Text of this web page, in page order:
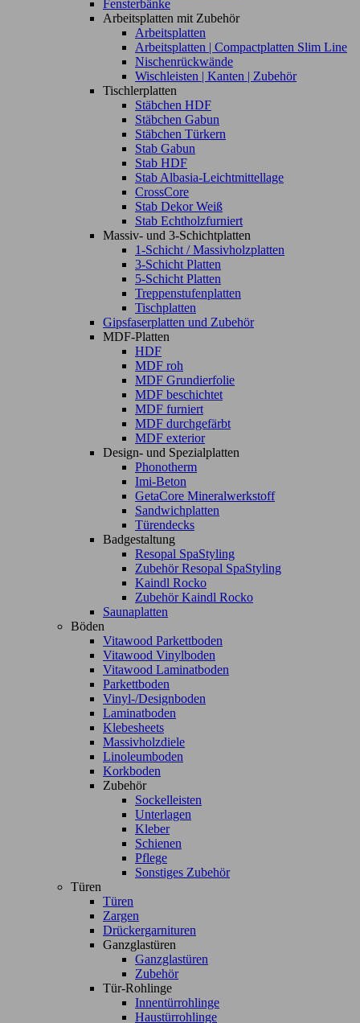
Fensterbänke
Arbeitsplatten mit Zubehör
Arbeitsplatten
Arbeitsplatten | Compactplatten Slim Line
Nischenrückwände
Wischleisten | Kanten | Zubehör
Tischlerplatten
Stäbchen HDF
Stäbchen Gabun
Stäbchen Türkern
Stab Gabun
Stab HDF
Stab Albasia-Leichtmittellage
CrossCore
Stab Dekor Weiß
Stab Echtholzfurniert
Massiv- und 3-Schichtplatten
1-Schicht / Massivholzplatten
3-Schicht Platten
5-Schicht Platten
Treppenstufenplatten
Tischplatten
Gipsfaserplatten und Zubehör
MDF-Platten
HDF
MDF roh
MDF Grundierfolie
MDF beschichtet
MDF furniert
MDF durchgefärbt
MDF exterior
Design- und Spezialplatten
Phonotherm
Imi-Beton
GetaCore Mineralwerkstoff
Sandwichplatten
Türendecks
Badgestaltung
Resopal SpaStyling
Zubehör Resopal SpaStyling
Kaindl Rocko
Zubehör Kaindl Rocko
Saunaplatten
Böden
Vitawood Parkettboden
Vitawood Vinylboden
Vitawood Laminatboden
Parkettboden
Vinyl-/Designboden
Laminatboden
Klebesheets
Massivholzdiele
Linoleumboden
Korkboden
Zubehör
Sockelleisten
Unterlagen
Kleber
Schienen
Pflege
Sonstiges Zubehör
Türen
Türen
Zargen
Drückergarnituren
Ganzglastüren
Ganzglastüren
Zubehör
Tür-Rohlinge
Innentürrohlinge
Haustürrohlinge